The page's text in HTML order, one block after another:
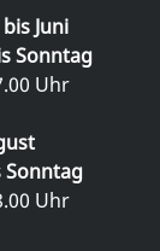
Juni
Sonntag
Uhr
Uhr